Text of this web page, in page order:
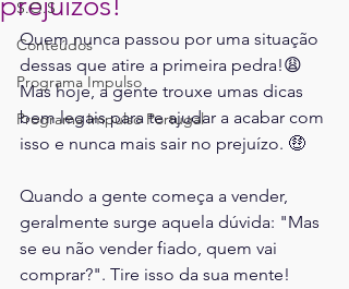
S.O.S
Conteúdos
Programa Impulso
Programa Impulso Portugal
Quem nunca passou por uma situação
dessas que atire a primeira pedra!😩
Mas hoje, a gente trouxe umas dicas
bem legais para te ajudar a acabar com
isso e nunca mais sair no prejuízo. 🤑
Quando a gente começa a vender,
geralmente surge aquela dúvida: "Mas
se eu não vender fiado, quem vai
comprar?". Tire isso da sua mente!